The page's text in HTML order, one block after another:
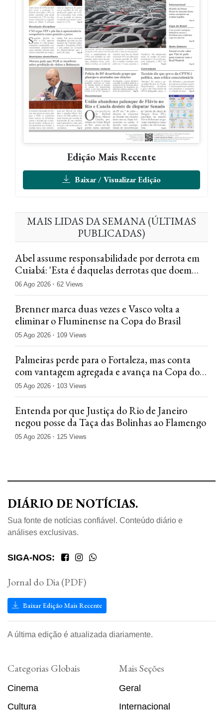
Edição Mais Recente
Baixar / Visualizar Edição
MAIS LIDAS DA SEMANA (ÚLTIMAS
PUBLICADAS)
Abel assume responsabilidade por derrota em
Cuiabá: 'Esta é daquelas derrotas que doem
menos'
06 Ago 2026 62 Views
Brenner marca duas vezes e Vasco volta a
eliminar o Fluminense na Copa do Brasil
05 Ago 2026 109 Views
Palmeiras perde para o Fortaleza, mas conta
com vantagem agregada e avança na Copa do
Brasil
05 Ago 2026 103 Views
Entenda por que Justiça do Rio de Janeiro
negou posse da Taça das Bolinhas ao Flamengo
05 Ago 2026 125 Views
DIÁRIO DE NOTÍCIAS.
Sua fonte de notícias confiável. Conteúdo diário e
análises exclusivas.
SIGA-NOS:
Jornal do Dia (PDF)
Baixar Edição Mais Recente
A última edição é atualizada diariamente.
Categorias Globais
Cinema
Cultura
Mais Seções
Geral
Internacional